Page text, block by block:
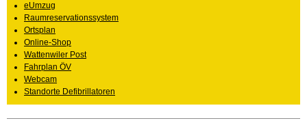
eUmzug
Raumreservationssystem
Ortsplan
Online-Shop
Wattenwiler Post
Fahrplan ÖV
Webcam
Standorte Defibrillatoren